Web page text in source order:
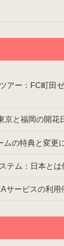
アー：FC町田
京と福岡の開花
ムの特典と変更
テム：日本と
サービスの利用